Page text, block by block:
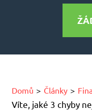
Domů Články
Víte, jaké 3 chyby